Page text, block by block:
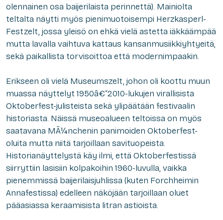
olennainen osa baijerilaista perinnettä). Mainiolta
teltalta näytti myös pienimuotoisempi Herzkasperl-
Festzelt, jossa yleisö on ehkä vielä astetta iäkkäämpää
mutta lavalla vaihtuva kattaus kansanmusiikkiyhtyeitä,
sekä paikallista torvisoittoa että modernimpaakin.
Erikseen oli vielä Museumszelt, johon oli koottu muun
muassa näyttelyt 1950â€“2010-lukujen virallisista
Oktoberfest-julisteista sekä ylipäätään festivaalin
historiasta. Näissä museoalueen teltoissa on myös
saatavana MÃ¼nchenin panimoiden Oktoberfest-
oluita mutta niitä tarjoillaan savituopeista.
Historianäyttelystä käy ilmi, että Oktoberfestissä
siirryttiin lasisiin kolpakoihin 1960-luvulla, vaikka
pienemmissä baijerilaisjuhlissa (kuten Forchheimin
Annafestissa) edelleen näköjään tarjoillaan oluet
pääasiassa keraamisista litran astioista.